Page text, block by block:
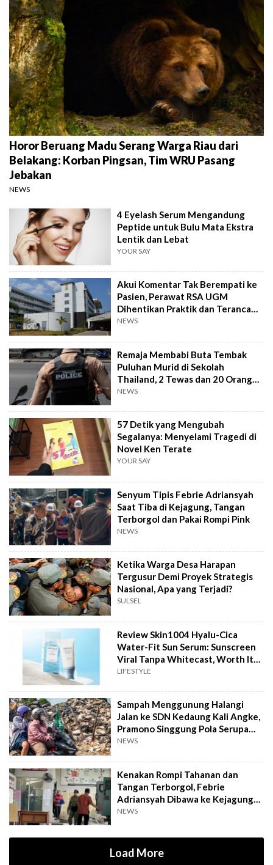
Horor Beruang Madu Serang Warga Riau dari
Belakang: Korban Pingsan, Tim WRU Pasang
Jebakan
NEWS
4 Eyelash Serum Mengandung
Peptide untuk Bulu Mata Ekstra
Lentik dan Lebat
YOUR SAY
Akui Komentar Tak Berempati ke
Pasien, Perawat RSA UGM
Dihentikan Praktik dan Terancam
Sanksi Berat
NEWS
Remaja Membabi Buta Tembak
Puluhan Murid di Sekolah
Thailand, 2 Tewas dan 20 Orang
Terluka
NEWS
57 Detik yang Mengubah
Segalanya: Menyelami Tragedi di
Novel Ken Terate
YOUR SAY
Senyum Tipis Febrie Adriansyah
Saat Tiba di Kejagung, Tangan
Terborgol dan Pakai Rompi Pink
NEWS
Ketika Warga Desa Harapan
Tergusur Demi Proyek Strategis
Nasional, Apa yang Terjadi?
SULSEL
Review Skin1004 Hyalu-Cica
Water-Fit Sun Serum: Sunscreen
Viral Tanpa Whitecast, Worth It
to Buy?
LIFESTYLE
Sampah Menggunung Halangi
Jalan ke SDN Kedaung Kali Angke,
Pramono Singgung Pola Serupa
Kramat Jati
NEWS
Kenakan Rompi Tahanan dan
Tangan Terborgol, Febrie
Adriansyah Dibawa ke Kejagung
untuk Diperiksa
NEWS
Load More